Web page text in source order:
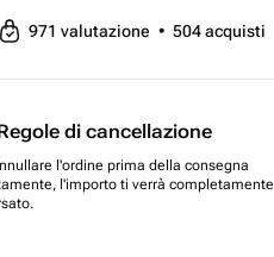
971 valutazione • 504acquisti
di cancellazione
l'ordine prima della consegna
l'importo ti verrà completamente